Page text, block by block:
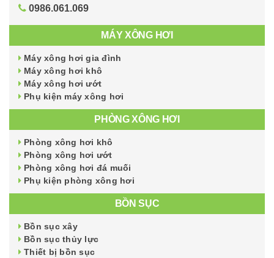
0986.061.069
MÁY XÔNG HƠI
Máy xông hơi gia đình
Máy xông hơi khô
Máy xông hơi ướt
Phụ kiện máy xông hơi
PHÒNG XÔNG HƠI
Phòng xông hơi khô
Phòng xông hơi ướt
Phòng xông hơi đá muối
Phụ kiện phòng xông hơi
BỒN SỤC
Bồn sục xây
Bồn sục thủy lực
Thiết bị bồn sục